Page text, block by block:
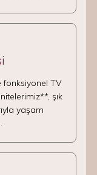
fonksiyonel TV
şık
yaşam